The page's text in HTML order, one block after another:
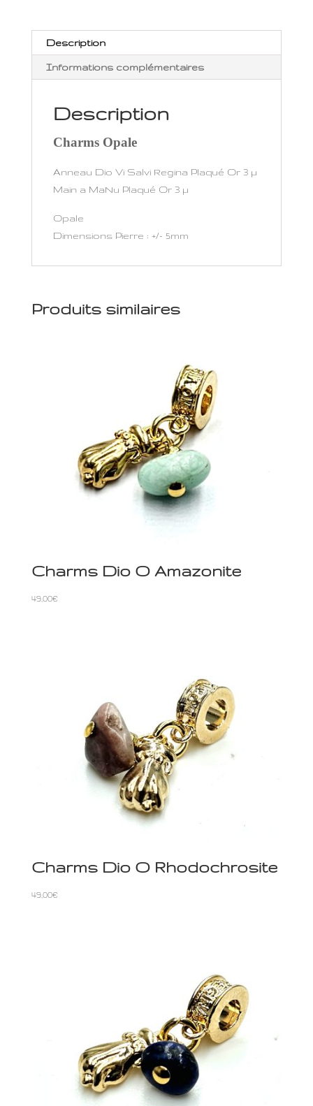
Description
Informations complémentaires
Description
Charms Opale
Anneau Dio Vi Salvi Regina Plaqué Or 3 µ
Main a MaNu Plaqué Or 3 µ
Opale
Dimensions Pierre : +/- 5mm
Produits similaires
Charms Dio O Amazonite
49,00€
Charms Dio O Rhodochrosite
49,00€